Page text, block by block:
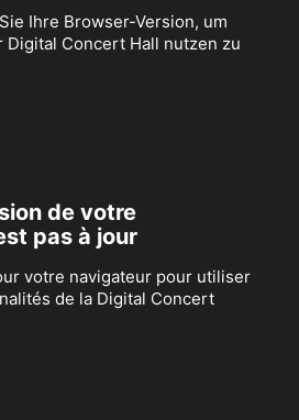
Ihre Browser-Version, um
Digital Concert Hall nutzen zu
de votre
pas à jour
votre navigateur pour utiliser
de la Digital Concert